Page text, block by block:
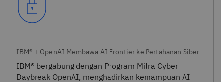
IBM® + OpenAI Membawa AI Frontier ke Pertahanan Siber
IBM® bergabung dengan Program Mitra Cyber
Daybreak OpenAI, menghadirkan kemampuan AI